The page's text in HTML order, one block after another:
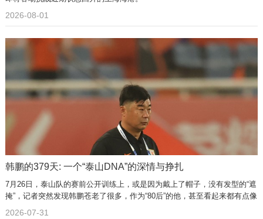
2026-08-01
韩鹏的379天: 一个“泰山DNA”的深情与挣扎
7月26日，泰山队的赛前公开训练上，或是因为戴上了帽子，没有发型的“遮
掩”，记者突然发现韩鹏苍老了很多，作为“80后”的他，甚至看起来都有点像
个“60后”了。
2026-07-31